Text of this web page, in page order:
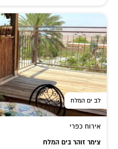
לב ים המלח
אירוח כפרי
צימר זוהר בים המלח